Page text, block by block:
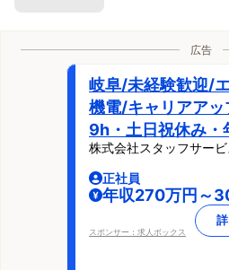
広告
岐阜/未経験歓迎/
機電/キャリアアッ
9h・土日祝休み・
日/自動車関連設計
株式会社スタッフサービ
正社員
年収270万円～
スポンサー：求人ボックス